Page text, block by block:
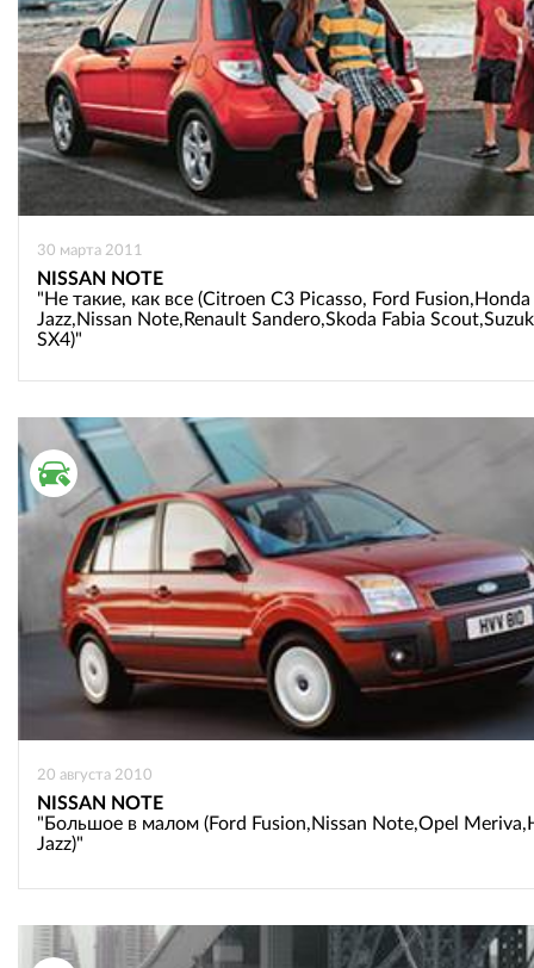
30 марта 2011
NISSAN NOTE
"Не такие, как все (Citroen C3 Picasso, Ford Fusion,Honda
Jazz,Nissan Note,Renault Sandero,Skoda Fabia
SX4)"
ВТОРИЧНЫЙ РЫНОК
20 августа 2010
NISSAN NOTE
"Большое в малом (Ford Fusion,Nissan Note,Opel
Jazz)"